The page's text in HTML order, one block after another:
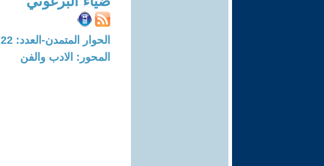
الحوار المتمدن-العدد: 3722 - 2012 / 5 / 9 - 02:23
المحور: الادب والفن